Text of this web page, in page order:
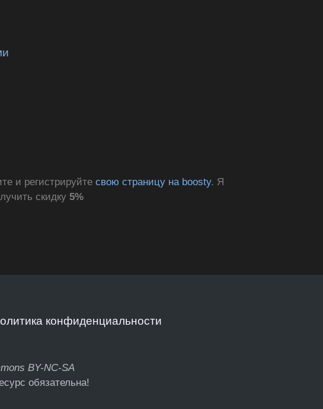
и регистрируйтесвою страницу на boosty. Я
скидку5%
конфиденциальности
BY-NC-SA
обязательна!